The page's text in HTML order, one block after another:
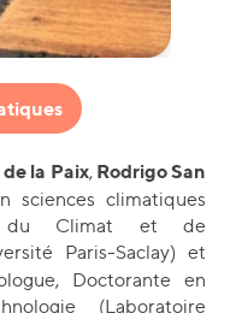
la Paix, Rodrigo San
sciences climatiques
du Climat et de
Paris-Saclay) et
Doctorante en
(Laboratoire